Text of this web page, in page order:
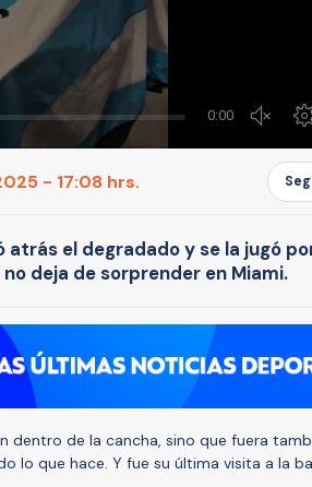
- 17:08 hrs.
atrás el degradado y se la jugó
deja de sorprender en Miami.
dentro de la cancha, sino que fuera
lo que hace. Y fue su última visita a la